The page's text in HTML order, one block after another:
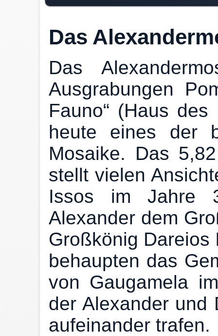
Das
Das
Ausgrabungen
Fauno“ (Haus
heute eines der
Mosaike. Das
stellt vielen
Issos im Jahre
Alexander dem
Großkönig Dareios
behaupten das
von Gaugamela
der Alexander und
aufeinander trafen.